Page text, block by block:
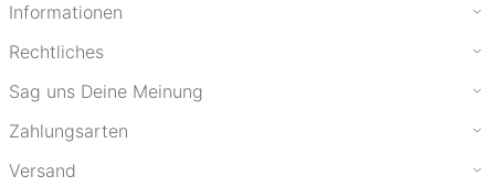
Informationen
Rechtliches
Sag uns Deine Meinung
Zahlungsarten
Versand